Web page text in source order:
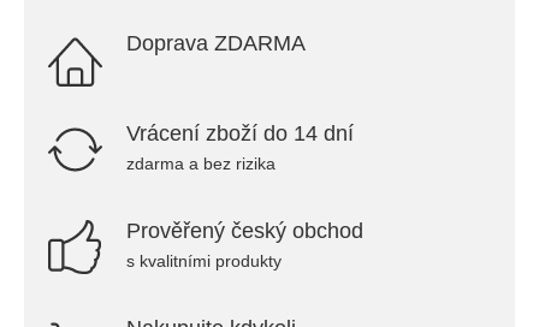
Doprava ZDARMA
Vrácení zboží do 14 dní
zdarma a bez rizika
Prověřený český obchod
s kvalitními produkty